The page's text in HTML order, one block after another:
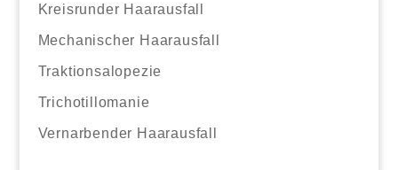
Kreisrunder Haarausfall
Mechanischer Haarausfall
Traktionsalopezie
Trichotillomanie
Vernarbender Haarausfall